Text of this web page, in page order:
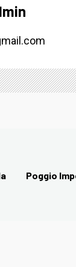
Poggio